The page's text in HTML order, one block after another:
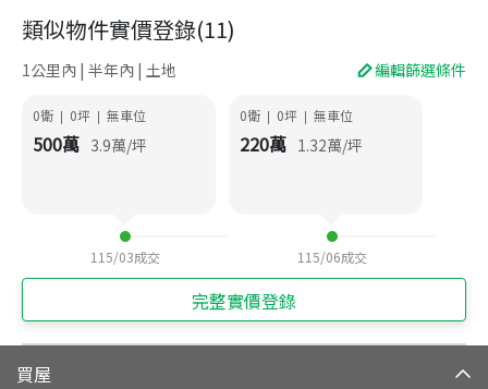
類似物件實價登錄(11)
1公里內 | 半年內 | 土地 編輯篩選條件
0衛 | 0坪 | 無車位
500萬 3.9萬/坪
115/03成交
0衛 | 0坪 | 無車位
220萬 1.32萬/坪
115/06成交
完整實價登錄
買屋